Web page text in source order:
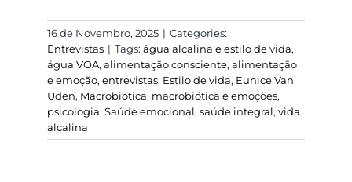
16 de Novembro, 2025 | Categories:
Entrevistas | Tags: água alcalina e estilo de vida,
água VOA, alimentação consciente, alimentação
e emoção, entrevistas, Estilo de vida, Eunice Van
Uden, Macrobiótica, macrobiótica e emoções,
psicologia, Saúde emocional, saúde integral, vida
alcalina